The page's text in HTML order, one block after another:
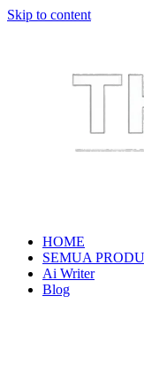
Skip to content
HOME
SEMUA
Ai Writer
Blog